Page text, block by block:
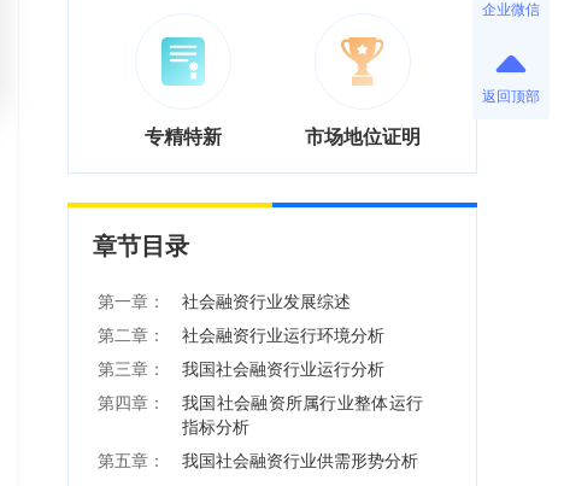
专精特新 市场地位证明
章节目录
第一章：
社会融资行业发展综述
第二章：
社会融资行业运行环境分析
第三章：
我国社会融资行业运行分析
第四章：
我国社会融资所属行业整体运行
指标分析
第五章：
我国社会融资行业供需形势分析
企业微信
返回顶部